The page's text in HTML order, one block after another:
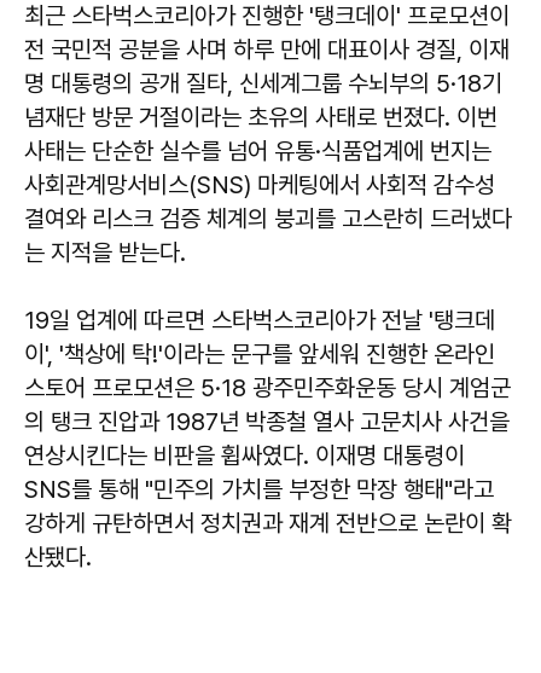
최근 스타벅스코리아가 진행한 '탱크데이' 프로모션이
전 국민적 공분을 사며 하루 만에 대표이사 경질, 이재
명 대통령의 공개 질타, 신세계그룹 수뇌부의 5·18기
념재단 방문 거절이라는 초유의 사태로 번졌다. 이번
사태는 단순한 실수를 넘어 유통·식품업계에 번지는
사회관계망서비스(SNS) 마케팅에서 사회적 감수성
결여와 리스크 검증 체계의 붕괴를 고스란히 드러냈다
는 지적을 받는다.
19일 업계에 따르면 스타벅스코리아가 전날 '탱크데
이', '책상에 탁!'이라는 문구를 앞세워 진행한 온라인
스토어 프로모션은 5·18 광주민주화운동 당시 계엄군
의 탱크 진압과 1987년 박종철 열사 고문치사 사건을
연상시킨다는 비판을 휩싸였다. 이재명 대통령이
SNS를 통해 "민주의 가치를 부정한 막장 행태"라고
강하게 규탄하면서 정치권과 재계 전반으로 논란이 확
산됐다.